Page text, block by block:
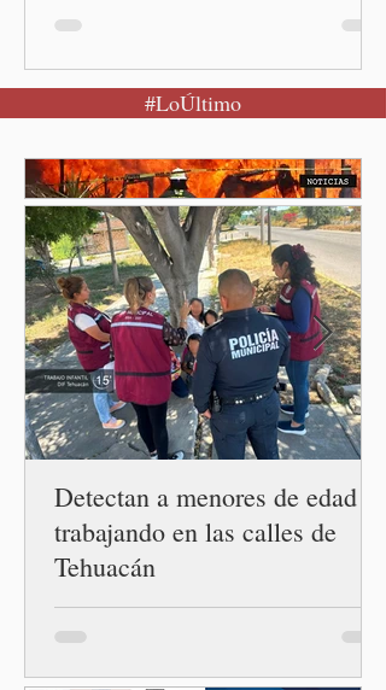
Puebla, Pue.-Cuando una
mujer encuentra un lugar
también recupera la
esperanza de vivir sin
miedo. Con esa visión, el
gobernador Alejandro
Armenta Mier inauguró el
Centro LIBRE (Libertad,
Igualdad, Bienestar, Redes,
Emancipación) número 62 y
la Casa Carmen Serdán
número 25 en el estado, la
cuarta en la c
#LoÚltimo
Detectan a menores de edad
trabajando en las calles de
Tehuacán